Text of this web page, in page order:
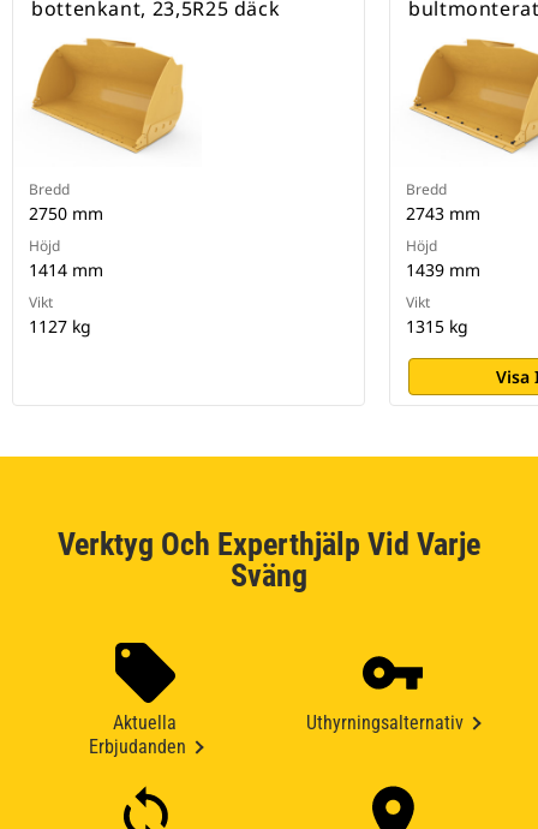
bottenkant, 23,5R25 däck
Bredd
2750 mm
Höjd
1414 mm
Vikt
1127 kg
Bredd
2743 mm
Höjd
1439 mm
Vikt
1315 kg
Visa
Verktyg Och Experthjälp Vid Varje
Sväng
Aktuella
Erbjudanden
Uthyrningsalternativ